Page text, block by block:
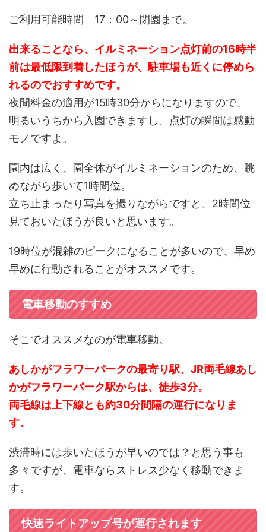
ご利用可能時間 17：00～閉園まで。
出来ることなら、イルミネーション点灯前の16時半
前は最低限到着したほうが、駐車場も近くに停めら
れるのでおすすめです。
夜間料金の適用が15時30分からになりますので、
明るいうちから入園できますし、点灯の瞬間は感動
モノですよ。
園内は広く、園全体がイルミネーションのため、眺
めながら歩いて1時間位。
立ち止まったり写真を撮りながらですと、2時間位
見ておいたほうが良いと思います。
19時位が混雑のピークになることが多いので、早め
早めに行動されることがオススメです。
電車移動のすすめ
そこでオススメなのが電車移動。
あしかがフラワーパークの最寄り駅、JR両毛線あし
かがフラワーパーク駅からは、徒歩3分。
両毛線は上下線とも約30分間隔の運行になりま
す。
渋滞時には歩いたほうが早いのでは？と思う事も
多々ですが、電車ならストレス少なく移動できま
す。
快速ライトアップ号が運行されます